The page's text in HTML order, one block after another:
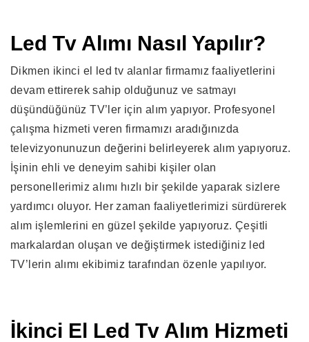
Led Tv Alımı Nasıl Yapılır?
Dikmen ikinci el led tv alanlar firmamız faaliyetlerini
devam ettirerek sahip olduğunuz ve satmayı
düşündüğünüz TV’ler için alım yapıyor. Profesyonel
çalışma hizmeti veren firmamızı aradığınızda
televizyonunuzun değerini belirleyerek alım yapıyoruz.
İşinin ehli ve deneyim sahibi kişiler olan
personellerimiz alımı hızlı bir şekilde yaparak sizlere
yardımcı oluyor. Her zaman faaliyetlerimizi sürdürerek
alım işlemlerini en güzel şekilde yapıyoruz. Çeşitli
markalardan oluşan ve değiştirmek istediğiniz led
TV’lerin alımı ekibimiz tarafından özenle yapılıyor.
İkinci El Led Tv Alım Hizmeti